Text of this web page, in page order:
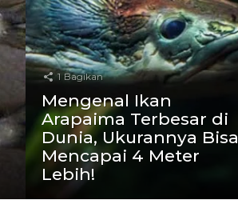
1 Bagikan
Mengenal Ikan
Arapaima Terbesar di
Dunia, Ukurannya Bisa
Mencapai 4 Meter
Lebih!